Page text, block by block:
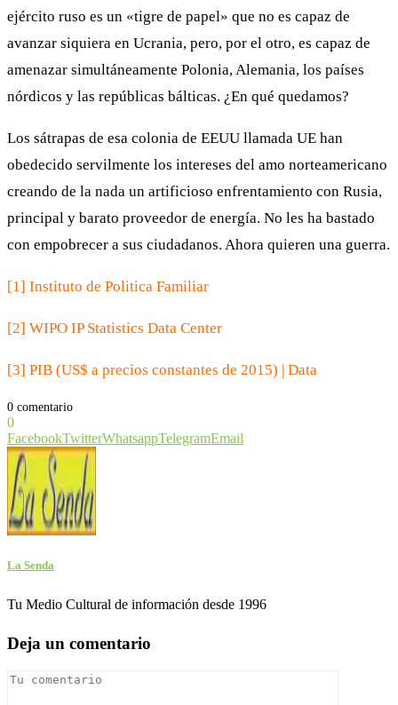
ejército ruso es un «tigre de papel» que no es capaz de
avanzar siquiera en Ucrania, pero, por el otro, es capaz de
amenazar simultáneamente Polonia, Alemania, los países
nórdicos y las repúblicas bálticas. ¿En qué quedamos?
Los sátrapas de esa colonia de EEUU llamada UE han
obedecido servilmente los intereses del amo norteamericano
creando de la nada un artificioso enfrentamiento con Rusia,
principal y barato proveedor de energía. No les ha bastado
con empobrecer a sus ciudadanos. Ahora quieren una guerra.
[1] Instituto de Politica Familiar
[2] WIPO IP Statistics Data Center
[3] PIB (US$ a precios constantes de 2015) | Data
0 comentario
0
FacebookTwitterWhatsappTelegramEmail
La Senda
Tu Medio Cultural de información desde 1996
Deja un comentario